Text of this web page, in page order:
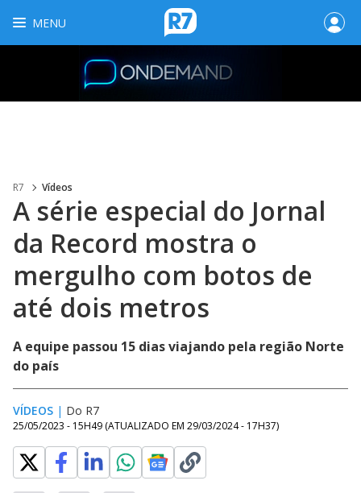
MENU
R7 Vídeos
A série especial do Jornal
da Record mostra o
mergulho com botos de
até dois metros
A equipe passou 15 dias viajando pela região Norte
do país
VÍDEOS | Do R7
25/05/2023 - 15H49 (ATUALIZADO EM 29/03/2024 - 17H37)